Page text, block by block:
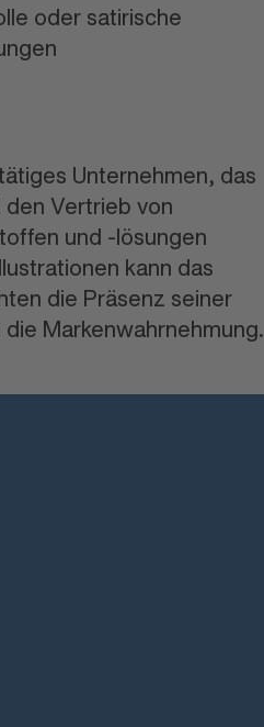
oder satirische
Unternehmen, das
Vertrieb von
und -lösungen
kann das
die Präsenz seiner
Markenwahrnehmung.